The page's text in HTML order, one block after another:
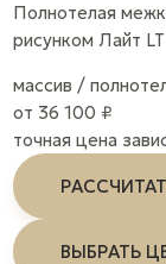
Полнотелая
рисунком Лайт
массив /
от 36 100 ₽
точная цена
ВЫБРАТЬ